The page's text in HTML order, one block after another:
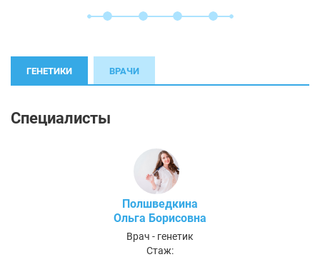
ГЕНЕТИКИ ВРАЧИ
Специалисты
Полшведкина
Ольга Борисовна
Врач - генетик
Стаж: